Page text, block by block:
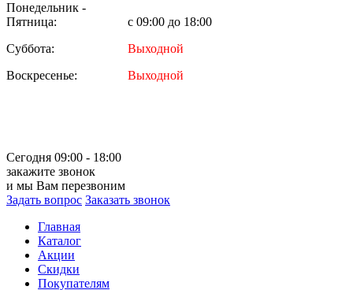
Понедельник -
Пятница:
с 09:00 до 18:00
Суббота:
Выходной
Воскресенье:
Выходной
Сегодня 09:00 - 18:00
закажите звонок
и мы Вам перезвоним
Задать вопрос Заказать звонок
Главная
Каталог
Акции
Скидки
Покупателям